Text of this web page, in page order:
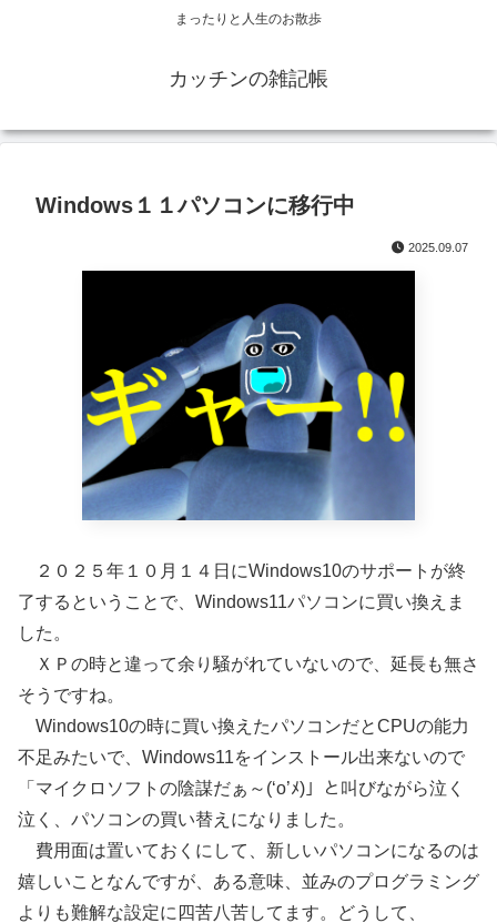
まったりと人生のお散歩
カッチンの雑記帳
Windows１１パソコンに移行中
2025.09.07
２０２５年１０月１４日にWindows10のサポートが終
了するということで、Windows11パソコンに買い換えま
した。
ＸＰの時と違って余り騒がれていないので、延長も無さ
そうですね。
Windows10の時に買い換えたパソコンだとCPUの能力
不足みたいで、Windows11をインストール出来ないので
「マイクロソフトの陰謀だぁ～(‘o’ﾒ)」と叫びながら泣く
泣く、パソコンの買い替えになりました。
費用面は置いておくにして、新しいパソコンになるのは
嬉しいことなんですが、ある意味、並みのプログラミング
よりも難解な設定に四苦八苦してます。どうして、